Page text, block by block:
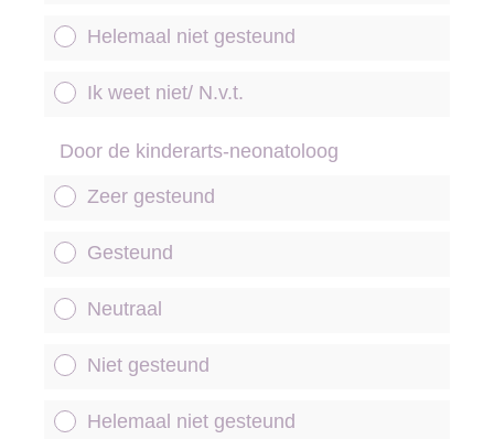
Helemaal niet gesteund
Ik weet niet/ N.v.t.
Door de kinderarts-neonatoloog
Zeer gesteund
Gesteund
Neutraal
Niet gesteund
Helemaal niet gesteund